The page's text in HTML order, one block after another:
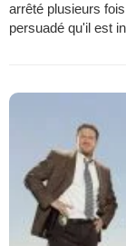
arrêté plusieurs
persuadé qu'il est